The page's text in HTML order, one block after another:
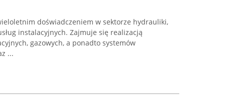
doświadczeniem w sektorze hydrauliki,
instalacyjnych. Zajmuje się realizacją
gazowych, a ponadto systemów
...